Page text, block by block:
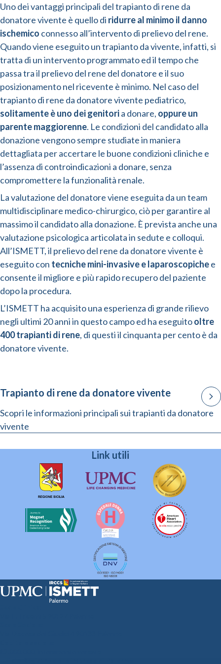
Uno dei vantaggi principali del trapianto di rene da
donatore vivente è quello di ridurre al minimo il danno
ischemico connesso all’intervento di prelievo del rene.
Quando viene eseguito un trapianto da vivente, infatti, si
tratta di un intervento programmato ed il tempo che
passa tra il prelievo del rene del donatore e il suo
posizionamento nel ricevente è minimo. Nel caso del
trapianto di rene da donatore vivente pediatrico,
solitamente è uno dei genitoria donare, oppure un
parente maggiorenne. Le condizioni del candidato alla
donazione vengono sempre studiate in maniera
dettagliata per accertare le buone condizioni cliniche e
l’assenza di controindicazioni a donare, senza
compromettere la funzionalità renale.
La valutazione del donatore viene eseguita da un team
multidisciplinare medico-chirurgico, ciò per garantire al
massimo il candidato alla donazione. È prevista anche una
valutazione psicologica articolata in sedute e colloqui.
All’ISMETT, il prelievo del rene da donatore vivente è
eseguito con tecniche mini-invasive e laparoscopichee
consente il migliore e più rapido recupero del paziente
dopo la procedura.
L’ISMETT ha acquisito una esperienza di grande rilievo
negli ultimi 20 anni in questo campo ed ha eseguitooltre
400 trapianti di rene, di questi il cinquanta per cento è da
donatore vivente.
Trapianto di rene da donatore vivente
Scopri le informazioni principali sui trapianti da donatore
vivente
Link utili